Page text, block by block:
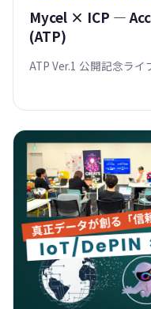
Mycel × ICP —
(ATP)
ATP Ver.1 公開記念ラ